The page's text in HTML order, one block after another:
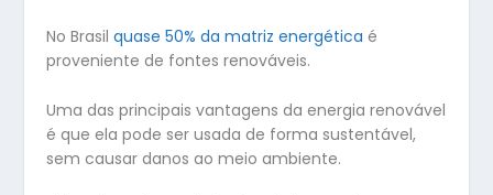
No Brasilquase 50% da matriz energética é
proveniente de fontes renováveis.
Uma das principais vantagens da energia renovável
é que ela pode ser usada de forma sustentável,
sem causar danos ao meio ambiente.